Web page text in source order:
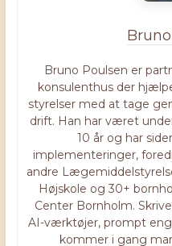
Bruno Poulsen er
konsulenthus der
styrelser med at tage
drift. Han har været
10 år og har
implementeringer,
andre
Højskole og 30+
Center Bornholm.
AI-værktøjer, prompt
kommer i gang